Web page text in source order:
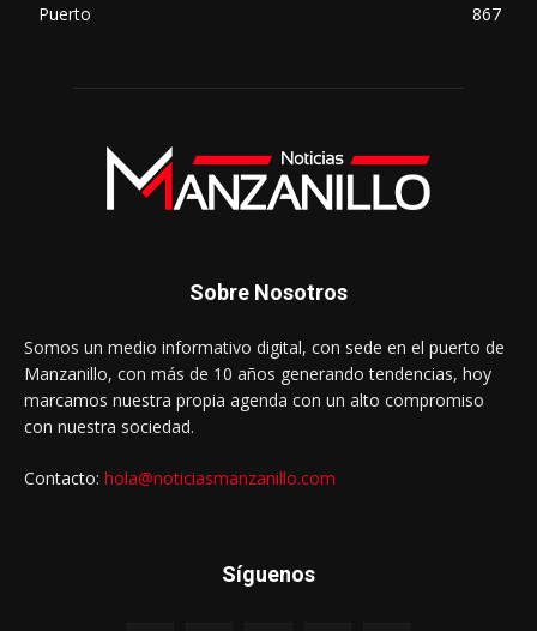
Puerto
867
Sobre Nosotros
Somos un medio informativo digital, con sede en el puerto de
Manzanillo, con más de 10 años generando tendencias, hoy
marcamos nuestra propia agenda con un alto compromiso
con nuestra sociedad.
Contacto: hola@noticiasmanzanillo.com
Síguenos